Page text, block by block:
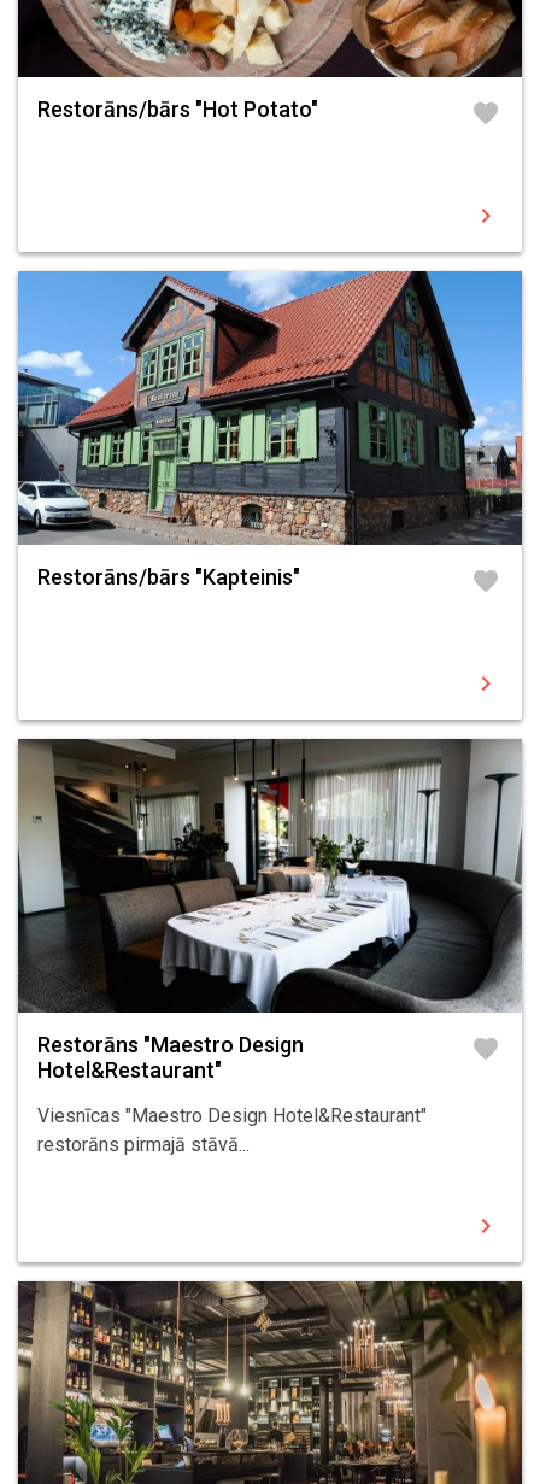
Restorāns/bārs "Hot Potato" favorite
chevron_right
Restorāns/bārs "Kapteinis" favorite
chevron_right
Restorāns "Maestro Design
Hotel&Restaurant"
favorite
Viesnīcas "Maestro Design Hotel&Restaurant"
restorāns pirmajā stāvā...
chevron_right